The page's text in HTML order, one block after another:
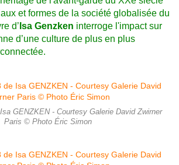
et formes de la société globalisée du
d’ Isa Genzken interroge l'impact sur
d’une culture de plus en plus
GENZKEN - Courtesy Galerie David Zwirner
Paris © Photo Éric Simon